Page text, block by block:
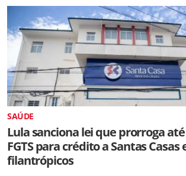
SAÚDE
Lula sanciona lei que prorroga até
FGTS para crédito a Santas Casas
filantrópicos